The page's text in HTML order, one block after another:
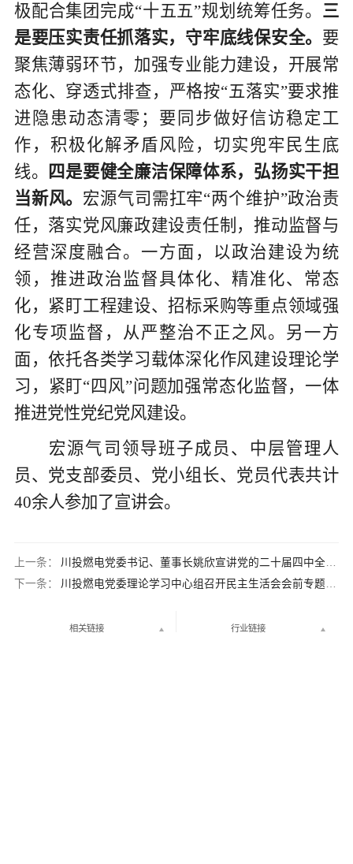
极配合集团完成“十五五”规划统筹任务。 三
是要压实责任抓落实，守牢底线保安全。 要
聚焦薄弱环节，加强专业能力建设，开展常
态化、穿透式排查，严格按“五落实”要求推
进隐患动态清零；要同步做好信访稳定工
作，积极化解矛盾风险，切实兜牢民生底
线。
四是要健全廉洁保障体系，弘扬实干担
当新风。 宏源气司需扛牢“两个维护”政治责
任，落实党风廉政建设责任制，推动监督与
经营深度融合。一方面，以政治建设为统
领，推进政治监督具体化、精准化、常态
化，紧盯工程建设、招标采购等重点领域强
化专项监督，从严整治不正之风。另一方
面，依托各类学习载体深化作风建设理论学
习，紧盯“四风”问题加强常态化监督，一体
推进党性党纪党风建设。
宏源气司领导班子成员、中层管理人
员、党支部委员、党小组长、党员代表共计
40余人参加了宣讲会。
上一条：
川投燃电党委书记、董事长姚欣宣讲党的二十届四中全会及省委十二届八次全会精神
下一条：
川投燃电党委理论学习中心组召开民主生活会会前专题学习研讨会
相关链接 行业链接